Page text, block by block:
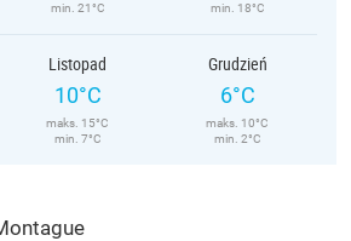
min. 21°C
min. 18°C
Listopad
10°C
maks. 15°C
min. 7°C
Grudzień
6°C
maks. 10°C
min. 2°C